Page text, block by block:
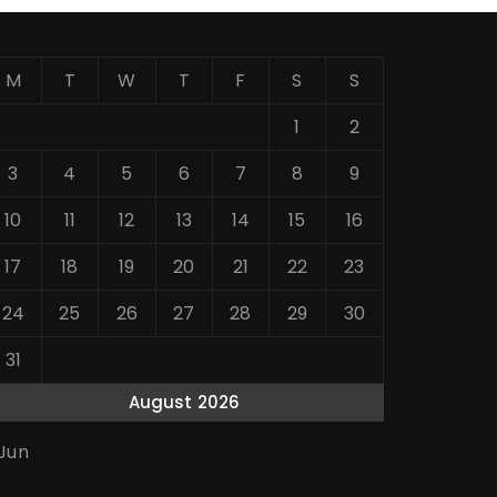
August 2026
M T W T F S
S
1
2
3
4 5 6 7 8
9
10
11 12 13 14 15
16
17
18 19 20 21 22
23
24
25 26 27 28 29
30
31